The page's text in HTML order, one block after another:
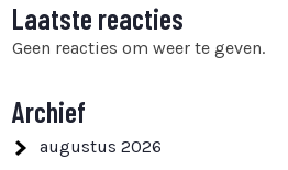
Laatste reacties
Geen reacties om weer te geven.
Archief
augustus 2026